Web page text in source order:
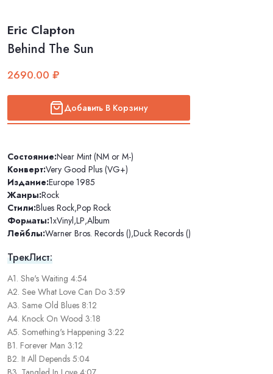
Eric Clapton
Behind The Sun
2690.00 ₽
Добавить В Корзину
Состояние:Near Mint (NM or M-)
Конверт:Very Good Plus (VG+)
Издание:Europe 1985
Жанры:Rock
Стили:Blues Rock,Pop Rock
Форматы:1xVinyl,LP,Album
Лейблы:Warner Bros. Records (),Duck Records ()
ТрекЛист:
A1. She's Waiting 4:54
A2. See What Love Can Do 3:59
A3. Same Old Blues 8:12
A4. Knock On Wood 3:18
A5. Something's Happening 3:22
B1. Forever Man 3:12
B2. It All Depends 5:04